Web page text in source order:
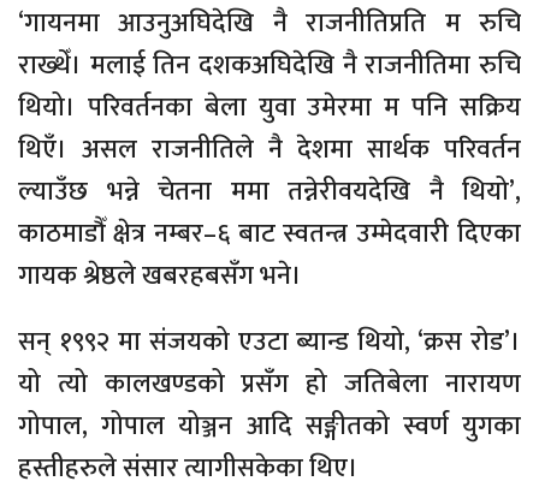
‘गायनमा आउनुअघिदेखि नै राजनीतिप्रति म रुचि
राख्थेँ। मलाई तिन दशकअघिदेखि नै राजनीतिमा रुचि
थियो। परिवर्तनका बेला युवा उमेरमा म पनि सक्रिय
थिएँ। असल राजनीतिले नै देशमा सार्थक परिवर्तन
ल्याउँछ भन्ने चेतना ममा तन्नेरीवयदेखि नै थियो’,
काठमाडौँ क्षेत्र नम्बर–६ बाट स्वतन्त्र उम्मेदवारी दिएका
गायक श्रेष्ठले खबरहबसँग भने।
सन् १९९२ मा संजयको एउटा ब्यान्ड थियो, ‘क्रस रोड’।
यो त्यो कालखण्डको प्रसँग हो जतिबेला नारायण
गोपाल, गोपाल योञ्जन आदि सङ्गीतको स्वर्ण युगका
हस्तीहरुले संसार त्यागीसकेका थिए।